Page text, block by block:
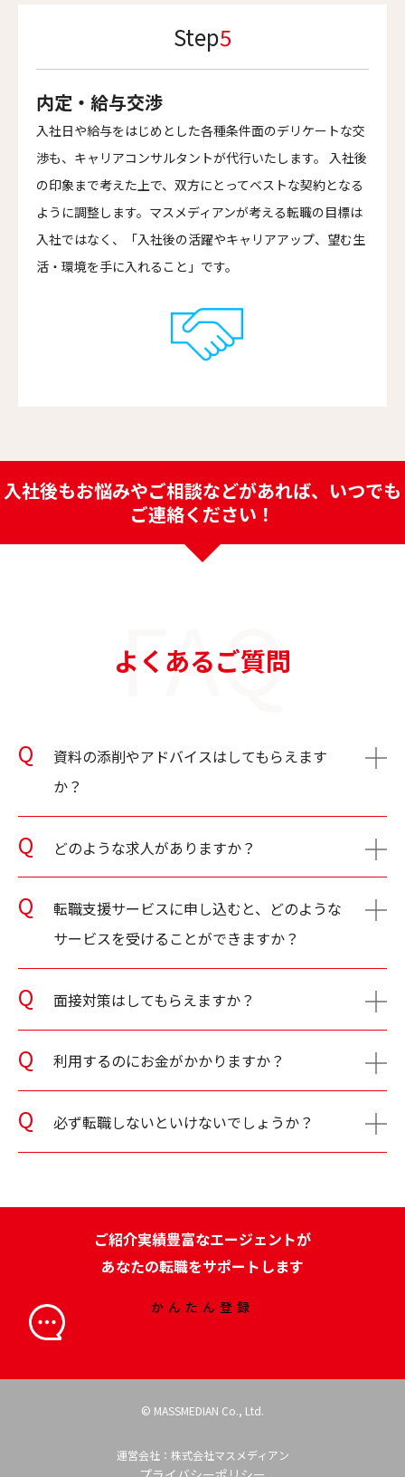
Step5
内定・給与交渉
入社日や給与をはじめとした各種条件面のデリケートな交
渉も、キャリアコンサルタントが代行いたします。 入社後
の印象まで考えた上で、双方にとってベストな契約となる
ように調整します。マスメディアンが考える転職の目標は
入社ではなく、「入社後の活躍やキャリアアップ、望む生
活・環境を手に入れること」です。
入社後もお悩みやご相談などがあれば、いつでも
ご連絡ください！
FAQ
よくあるご質問
資料の添削やアドバイスはしてもらえます
か？
どのような求人がありますか？
転職支援サービスに申し込むと、どのような
サービスを受けることができますか？
面接対策はしてもらえますか？
利用するのにお金がかかりますか？
必ず転職しないといけないでしょうか？
ご紹介実績豊富なエージェントが
あなたの転職をサポートします
かんたん登録
© MASSMEDIAN Co., Ltd.
運営会社：株式会社マスメディアン